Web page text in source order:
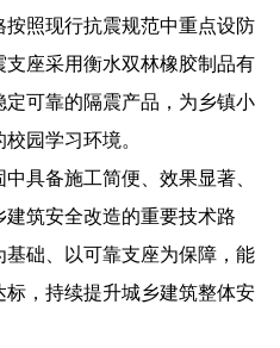
照现行抗震规范中重点设防
座采用衡水双林橡胶制品有
可靠的隔震产品，为乡镇小
园学习环境。
具备施工简便、效果显著、
筑安全改造的重要技术路
础、以可靠支座为保障，能
，持续提升城乡建筑整体安